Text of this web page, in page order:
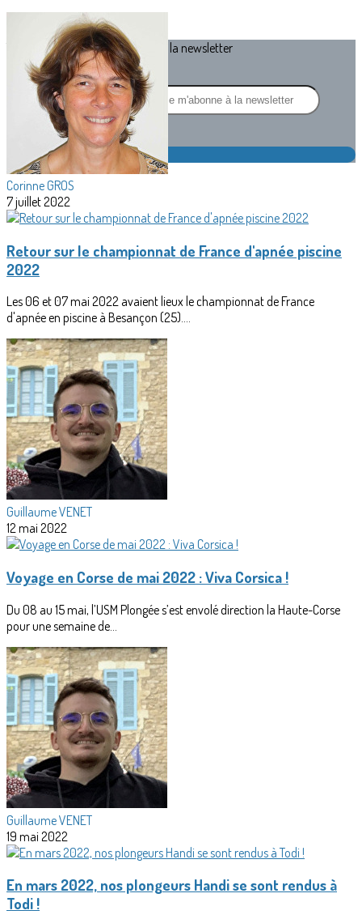
Texte, bouton et/ou inscription à la newsletter
Cliquez pour éditer
Je m'abonne à la newsletter
Corinne GROS
7 juillet 2022
Retour sur le championnat de France d'apnée piscine
2022
Les 06 et 07 mai 2022 avaient lieux le championnat de France
d'apnée en piscine à Besançon (25)....
Guillaume VENET
12 mai 2022
Voyage en Corse de mai 2022 : Viva Corsica !
Du 08 au 15 mai, l’USM Plongée s’est envolé direction la Haute-Corse
pour une semaine de...
Guillaume VENET
19 mai 2022
En mars 2022, nos plongeurs Handi se sont rendus à
Todi !